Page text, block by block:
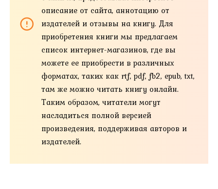
описание от сайта, аннотацию от
издателей и отзывы на книгу. Для
приобретения книги мы предлагаем
список интернет-магазинов, где вы
можете ее приобрести в различных
форматах, таких как rtf, pdf, fb2, epub, txt,
там же можно читать книгу онлайн.
Таким образом, читатели могут
насладиться полной версией
произведения, поддерживая авторов и
издателей.